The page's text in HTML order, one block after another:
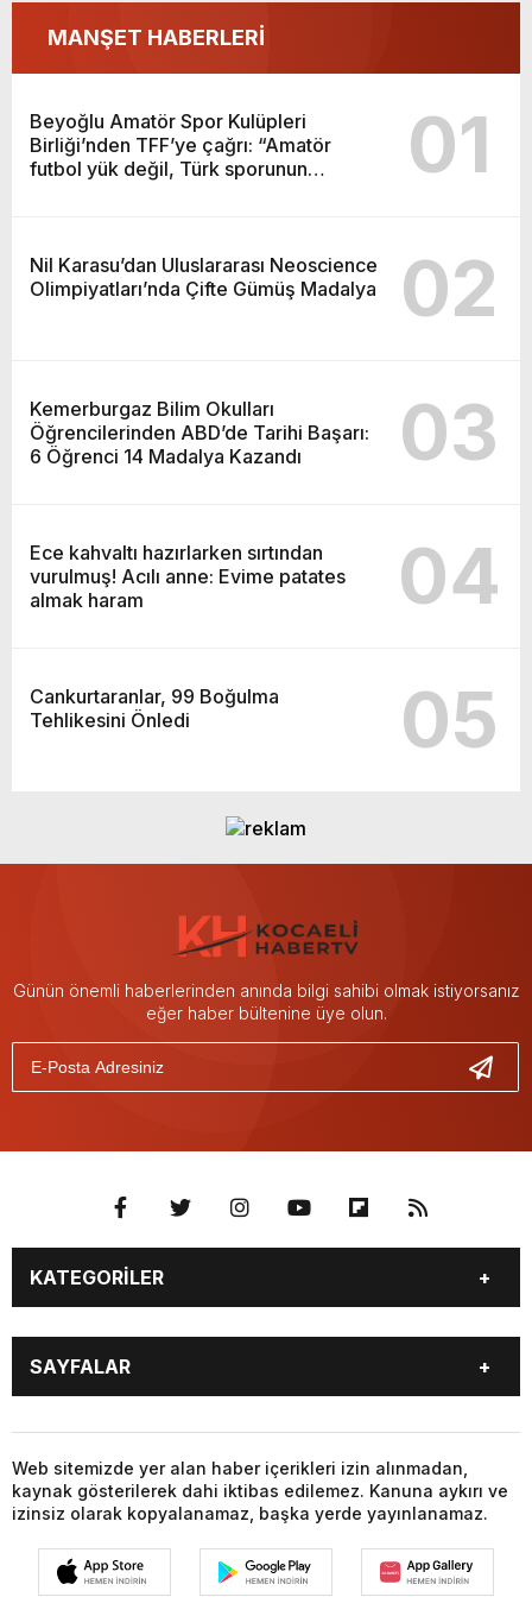
MANŞET HABERLERİ
Beyoğlu Amatör Spor Kulüpleri
Birliği’nden TFF’ye çağrı: “Amatör
futbol yük değil, Türk sporunun
01
Nil Karasu’dan Uluslararası Neoscience
Olimpiyatları’nda Çifte Gümüş Madalya
02
Kemerburgaz Bilim Okulları
Öğrencilerinden ABD’de Tarihi Başarı:
6 Öğrenci 14 Madalya Kazandı
03
Ece kahvaltı hazırlarken sırtından
vurulmuş! Acılı anne: Evime patates
almak haram
04
Cankurtaranlar, 99 Boğulma
Tehlikesini Önledi
05
Günün önemli haberlerinden anında bilgi sahibi olmak istiyorsanız
eğer haber bültenine üye olun.
KATEGORİLER
GÜNDEM
SEKTÖR ÖZEL
DÜNYA
EKONOMİ
SPOR
SAYFALAR
DÜNYA
SİYASET
EKONOMİ
SPOR
Web sitemizde yer alan haber içerikleri izin alınmadan,
kaynak gösterilerek dahi iktibas edilemez. Kanuna aykırı ve
izinsiz olarak kopyalanamaz, başka yerde yayınlanamaz.